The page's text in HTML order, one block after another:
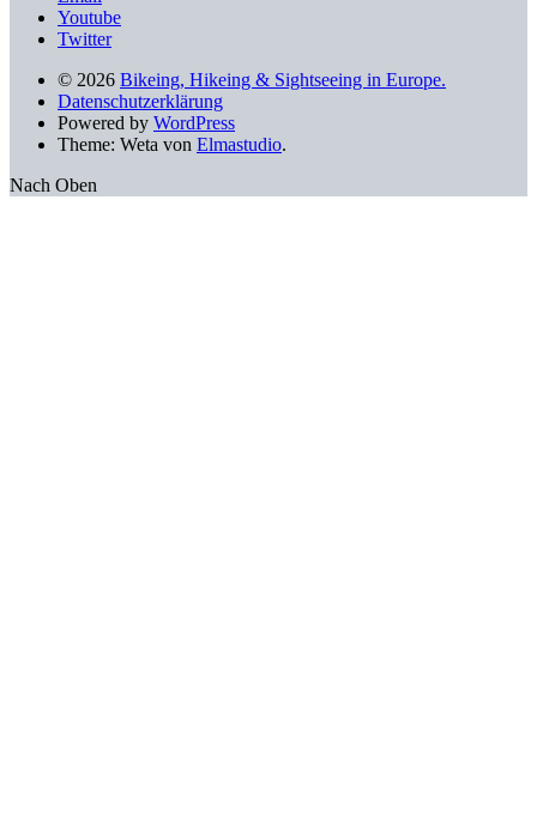
Youtube
Twitter
© 2026 Bikeing, Hikeing & Sightseeing in Europe.
Datenschutzerklärung
Powered by WordPress
Theme: Weta von Elmastudio.
Nach Oben